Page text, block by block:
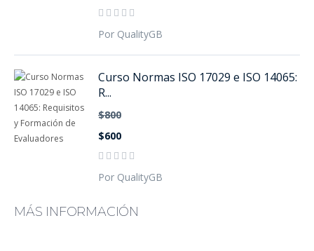
Por QualityGB
Curso Normas ISO 17029 e ISO 14065:
R...
$800
$600
Por QualityGB
MÁS INFORMACIÓN